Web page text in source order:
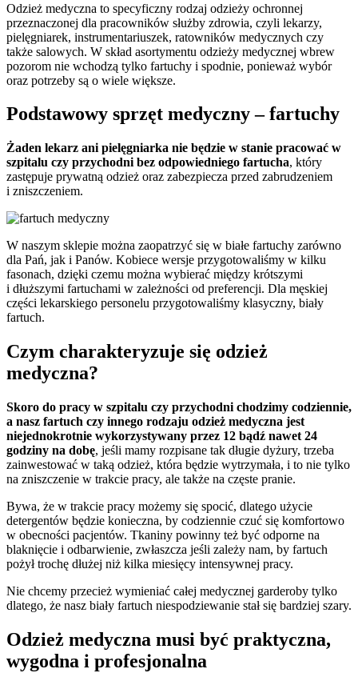
Odzież medyczna to specyficzny rodzaj odzieży ochronnej
przeznaczonej dla pracowników służby zdrowia, czyli lekarzy,
pielęgniarek, instrumentariuszek, ratowników medycznych czy
także salowych. W skład asortymentu odzieży medycznej wbrew
pozorom nie wchodzą tylko fartuchy i spodnie, ponieważ wybór
oraz potrzeby są o wiele większe.
Podstawowy sprzęt medyczny – fartuchy
Żaden lekarz ani pielęgniarka nie będzie w stanie pracować w
szpitalu czy przychodni bez odpowiedniego fartucha, który
zastępuje prywatną odzież oraz zabezpiecza przed zabrudzeniem
i zniszczeniem.
W naszym sklepie można zaopatrzyć się w białe fartuchy zarówno
dla Pań, jak i Panów. Kobiece wersje przygotowaliśmy w kilku
fasonach, dzięki czemu można wybierać między krótszymi
i dłuższymi fartuchami w zależności od preferencji. Dla męskiej
części lekarskiego personelu przygotowaliśmy klasyczny, biały
fartuch.
Czym charakteryzuje się odzież
medyczna?
Skoro do pracy w szpitalu czy przychodni chodzimy codziennie,
a nasz fartuch czy innego rodzaju odzież medyczna jest
niejednokrotnie wykorzystywany przez 12 bądź nawet 24
godziny na dobę, jeśli mamy rozpisane tak długie dyżury, trzeba
zainwestować w taką odzież, która będzie wytrzymała, i to nie tylko
na zniszczenie w trakcie pracy, ale także na częste pranie.
Bywa, że w trakcie pracy możemy się spocić, dlatego użycie
detergentów będzie konieczna, by codziennie czuć się komfortowo
w obecności pacjentów. Tkaniny powinny też być odporne na
blaknięcie i odbarwienie, zwłaszcza jeśli zależy nam, by fartuch
pożył trochę dłużej niż kilka miesięcy intensywnej pracy.
Nie chcemy przecież wymieniać całej medycznej garderoby tylko
dlatego, że nasz biały fartuch niespodziewanie stał się bardziej szary.
Odzież medyczna musi być praktyczna,
wygodna i profesjonalna